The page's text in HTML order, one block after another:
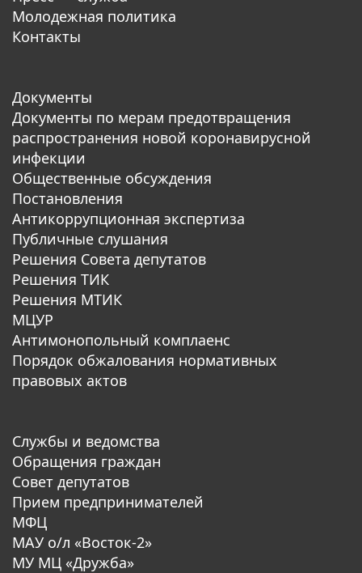
Молодежная политика
Контакты
Документы
Документы по мерам предотвращения
распространения новой коронавирусной
инфекции
Общественные обсуждения
Постановления
Антикоррупционная экспертиза
Публичные слушания
Решения Совета депутатов
Решения ТИК
Решения МТИК
МЦУР
Антимонопольный комплаенс
Порядок обжалования нормативных
правовых актов
Службы и ведомства
Обращения граждан
Совет депутатов
Прием предпринимателей
МФЦ
МАУ о/л «Восток-2»
МУ МЦ «Дружба»